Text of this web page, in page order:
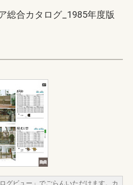
総合カタログ_1985年度版
グビュー」でごらんいただけます。カ